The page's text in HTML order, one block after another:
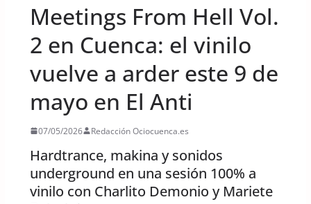
Meetings From Hell Vol.
2 en Cuenca: el vinilo
vuelve a arder este 9 de
mayo en El Anti
07/05/2026 Redacción Ociocuenca.es
Hardtrance, makina y sonidos
underground en una sesión 100% a
vinilo con Charlito Demonio y Mariete